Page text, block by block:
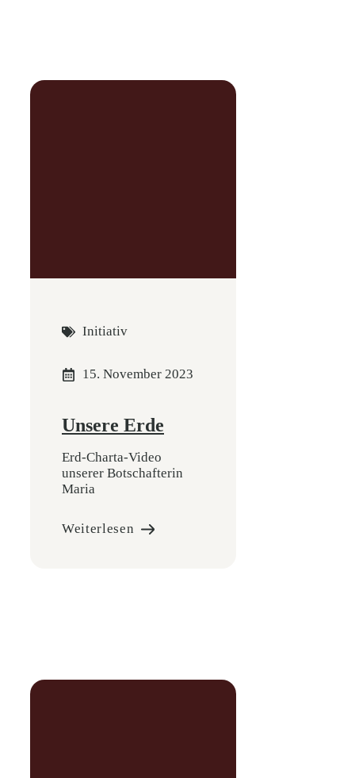
Initiativ
15. November 2023
Unsere Erde
Erd-Charta-Video
unserer Botschafterin
Maria
Weiterlesen